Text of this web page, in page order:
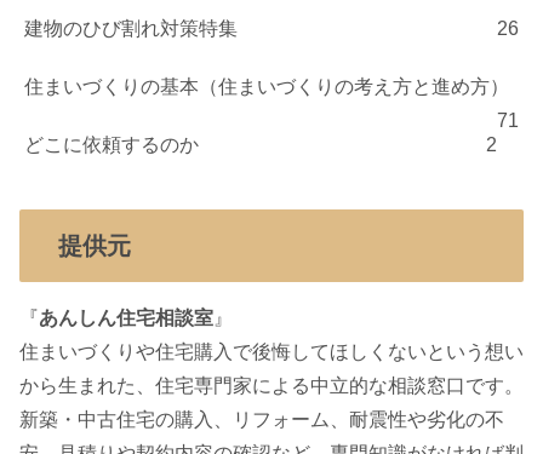
建物のひび割れ対策特集 26
住まいづくりの基本（住まいづくりの考え方と進め方）
71
どこに依頼するのか
2
提供元
『あんしん住宅相談室 』
住まいづくりや住宅購入で後悔してほしくないという想い
から生まれた、住宅専門家による中立的な相談窓口です。
新築・中古住宅の購入、リフォーム、耐震性や劣化の不